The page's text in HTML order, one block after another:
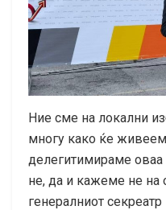
Ние сме на локални
многу како ќе
делегитимираме
не, да и кажеме не на
генералниот